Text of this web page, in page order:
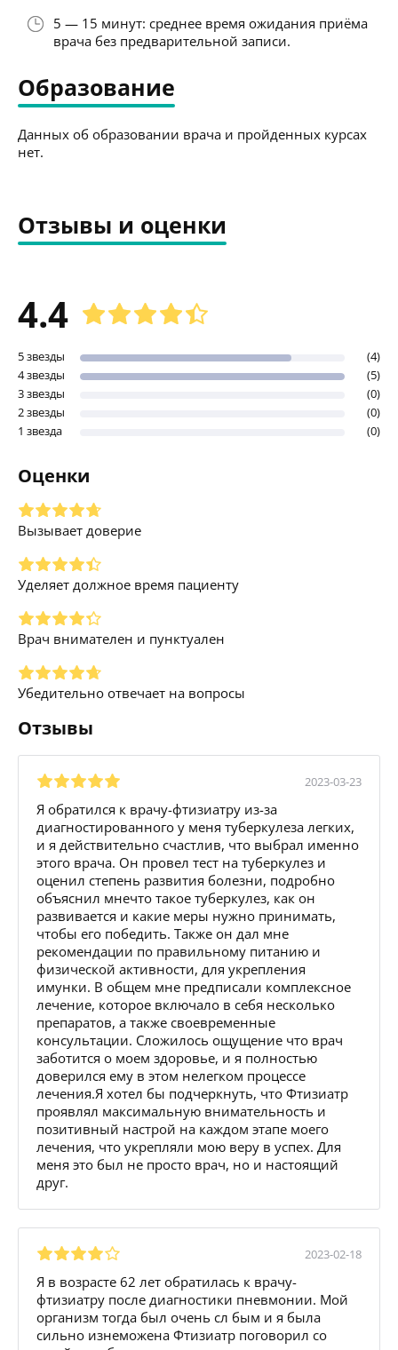
5 — 15 минут: среднее время ожидания приёма
врача без предварительной записи.
Образование
Данных об образовании врача и пройденных курсах
нет.
Отзывы и оценки
4.4
5 звезды
(4)
4 звезды
(5)
3 звезды
(0)
2 звезды
(0)
1 звезда
(0)
Оценки
Вызывает доверие
Уделяет должное время пациенту
Врач внимателен и пунктуален
Убедительно отвечает на вопросы
Отзывы
2023-03-23
Я обратился к врачу-фтизиатру из-за
диагностированного у меня туберкулеза легких,
и я действительно счастлив, что выбрал именно
этого врача. Он провел тест на туберкулез и
оценил степень развития болезни, подробно
объяснил мнечто такое туберкулез, как он
развивается и какие меры нужно принимать,
чтобы его победить. Также он дал мне
рекомендации по правильному питанию и
физической активности, для укрепления
имунки. В общем мне предписали комплексное
лечение, которое включало в себя несколько
препаратов, а также своевременные
консультации. Сложилось ощущение что врач
заботится о моем здоровье, и я полностью
доверился ему в этом нелегком процессе
лечения.Я хотел бы подчеркнуть, что Фтизиатр
проявлял максимальную внимательность и
позитивный настрой на каждом этапе моего
лечения, что укрепляли мою веру в успех. Для
меня это был не просто врач, но и настоящий
друг.
2023-02-18
Я в возрасте 62 лет обратилась к врачу-
фтизиатру после диагностики пневмонии. Мой
организм тогда был очень сл бым и я была
сильно изнеможена Фтизиатр поговорил со